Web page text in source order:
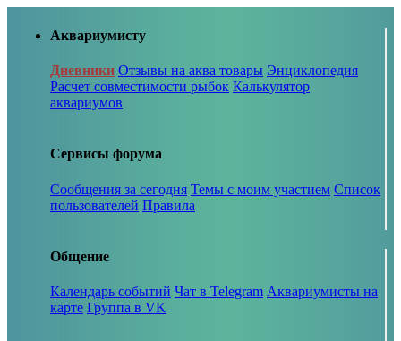
Аквариумисту
Дневники Отзывы на аква товары Энциклопедия
Расчет совместимости рыбок Калькулятор
аквариумов
Сервисы форума
Сообщения за сегодня Темы с моим участием Список
пользователей Правила
Общение
Календарь событий Чат в Telegram Аквариумисты на
карте Группа в VK